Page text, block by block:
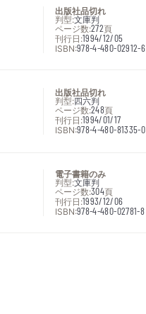
出版社品切れ
判型:文庫判
ページ数:272頁
刊行日:1994/12/05
ISBN:978-4-480-02912-6
出版社品切れ
判型:四六判
ページ数:248頁
刊行日:1994/01/17
ISBN:978-4-480-81335-0
電子書籍のみ
判型:文庫判
ページ数:304頁
刊行日:1993/12/06
ISBN:978-4-480-02781-8